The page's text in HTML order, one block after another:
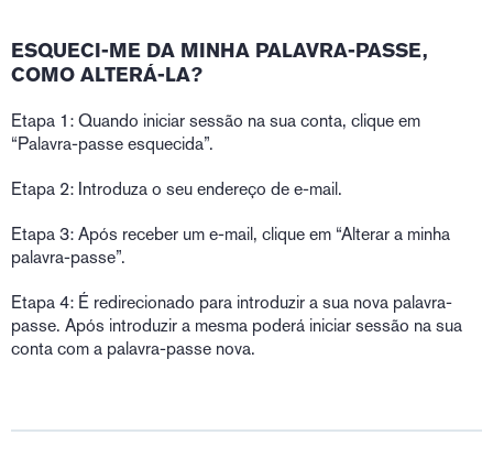
ESQUECI-ME DA MINHA PALAVRA-PASSE,
COMO ALTERÁ-LA?
Etapa 1: Quando iniciar sessão na sua conta, clique em
“Palavra-passe esquecida”.
Etapa 2: Introduza o seu endereço de e-mail.
Etapa 3: Após receber um e-mail, clique em “Alterar a minha
palavra-passe”.
Etapa 4: É redirecionado para introduzir a sua nova palavra-
passe. Após introduzir a mesma poderá iniciar sessão na sua
conta com a palavra-passe nova.